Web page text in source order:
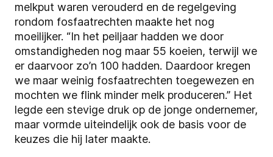
melkput waren verouderd en de regelgeving
rondom fosfaatrechten maakte het nog
moeilijker. “In het peiljaar hadden we door
omstandigheden nog maar 55 koeien, terwijl we
er daarvoor zo’n 100 hadden. Daardoor kregen
we maar weinig fosfaatrechten toegewezen en
mochten we flink minder melk produceren.” Het
legde een stevige druk op de jonge ondernemer,
maar vormde uiteindelijk ook de basis voor de
keuzes die hij later maakte.